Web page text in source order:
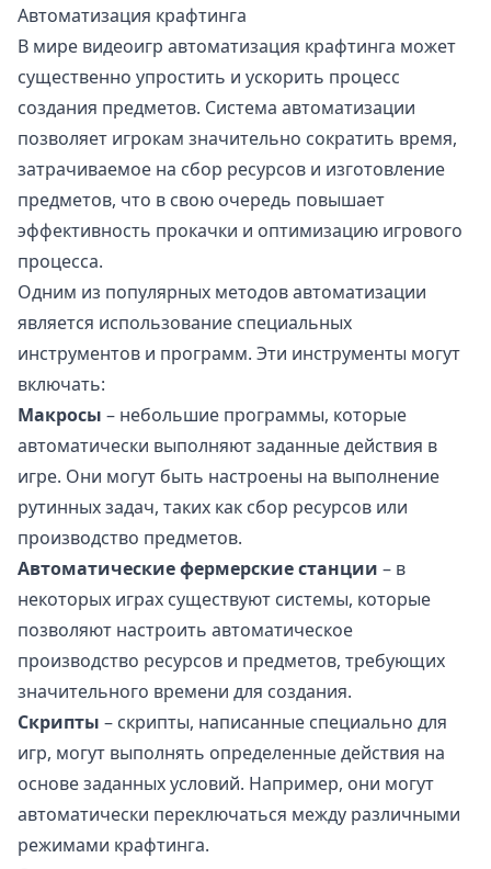
Автоматизация крафтинга
В мире видеоигр автоматизация крафтинга может
существенно упростить и ускорить процесс
создания предметов. Система автоматизации
позволяет игрокам значительно сократить время,
затрачиваемое на сбор ресурсов и изготовление
предметов, что в свою очередь повышает
эффективность прокачки и оптимизацию игрового
процесса.
Одним из популярных методов автоматизации
является использование специальных
инструментов и программ. Эти инструменты могут
включать:
Макросы – небольшие программы, которые
автоматически выполняют заданные действия в
игре. Они могут быть настроены на выполнение
рутинных задач, таких как сбор ресурсов или
производство предметов.
Автоматические фермерские станции – в
некоторых играх существуют системы, которые
позволяют настроить автоматическое
производство ресурсов и предметов, требующих
значительного времени для создания.
Скрипты – скрипты, написанные специально для
игр, могут выполнять определенные действия на
основе заданных условий. Например, они могут
автоматически переключаться между различными
режимами крафтинга.